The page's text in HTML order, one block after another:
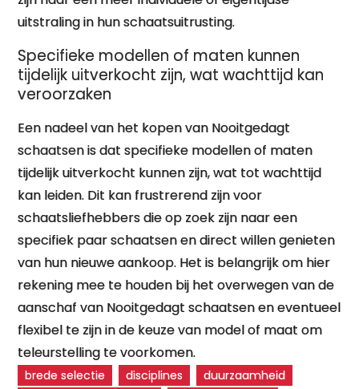
uitstraling in hun schaatsuitrusting.
Specifieke modellen of maten kunnen
tijdelijk uitverkocht zijn, wat wachttijd kan
veroorzaken
Een nadeel van het kopen van Nooitgedagt
schaatsen is dat specifieke modellen of maten
tijdelijk uitverkocht kunnen zijn, wat tot wachttijd
kan leiden. Dit kan frustrerend zijn voor
schaatsliefhebbers die op zoek zijn naar een
specifiek paar schaatsen en direct willen genieten
van hun nieuwe aankoop. Het is belangrijk om hier
rekening mee te houden bij het overwegen van de
aanschaf van Nooitgedagt schaatsen en eventueel
flexibel te zijn in de keuze van model of maat om
teleurstelling te voorkomen.
brede selectie disciplines
duurzaamheid